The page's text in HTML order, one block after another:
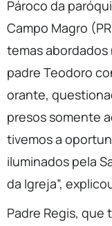
Pároco da
Campo Magro
temas abordados
padre Teodoro
orante,
presos somente
tivemos a
iluminados pela
da Igreja”,
Padre Regis, que